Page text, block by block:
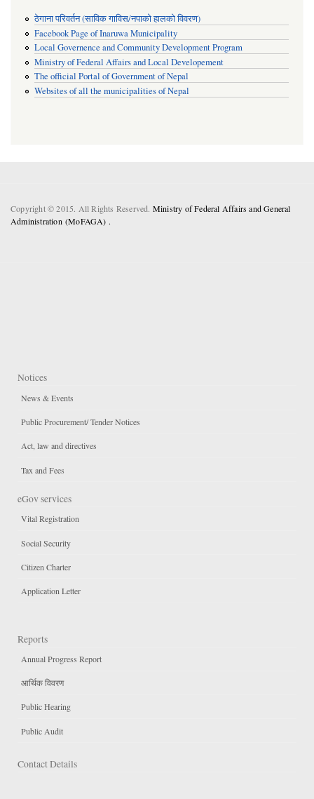
ठेगाना परिवर्तन (साविक गाविस/नपाको हालको विवरण)
Facebook Page of Inaruwa Municipality
Local Governence and Community Development Program
Ministry of Federal Affairs and Local Developement
The official Portal of Government of Nepal
Websites of all the municipalities of Nepal
Copyright © 2015. All Rights Reserved. Ministry of Federal Affairs and General
Administration (MoFAGA) .
Notices
News & Events
Public Procurement/ Tender Notices
Act, law and directives
Tax and Fees
eGov services
Vital Registration
Social Security
Citizen Charter
Application Letter
Reports
Annual Progress Report
आर्थिक विवरण
Public Hearing
Public Audit
Contact Details